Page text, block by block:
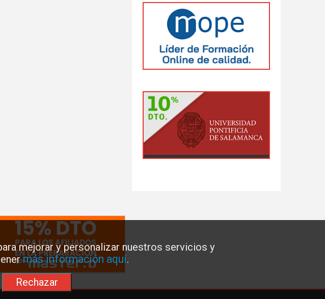
mejorar y personalizar nuestros servicios y
más información aquí.
Rechazar